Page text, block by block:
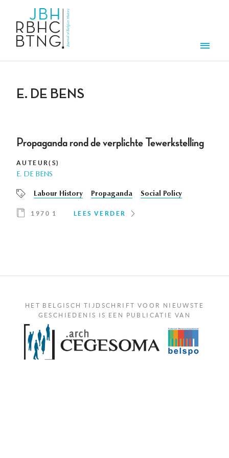
E. DE BENS
Propaganda rond de verplichte Tewerkstelling
AUTEUR(S)
E. DE BENS
Labour History Propaganda Social Policy
1970 1 LEES VERDER
HET BELGISCH TIJDSCHRIFT VOOR NIEUWSTE
GESCHIEDENIS IS EEN PUBLICATIE VAN